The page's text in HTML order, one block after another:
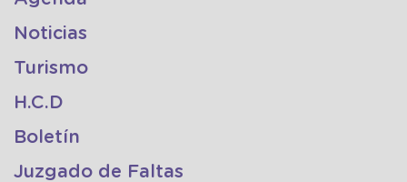
Noticias
Turismo
H.C.D
Boletín
Juzgado de Faltas